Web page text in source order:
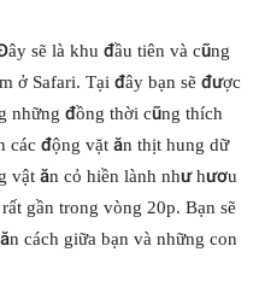
sẽ là khu đầu tiên và cũng
ở Safari. Tại đây bạn sẽ được
những đồng thời cũng thích
các động vặt ăn thịt hung dữ
vật ăn cỏ hiền lành như hươu
gần trong vòng 20p. Bạn sẽ
cách giữa bạn và những con